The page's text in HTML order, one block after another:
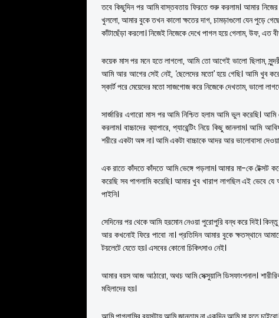
তবে কিছুদিন পর আমি বাস্তবতায় ফিরতে শুরু করলাম। আমার
খুললো, আমার বুকে তখন কালো ক্ষতের দাগ, চামড়াগুলো যেন পুড়ে
কাঁটাছেঁড়া করলো। নিজেই নিজেকে দেখে পাগল হয়ে গেলাম, উফ, এত
কয়েক মাস পর মনে হতে লাগলো, আমি তো আগেই ভালো ছিলাম,
আমি আর আগের সেই নেই, ‘ছেলেদের মতো’ হয়ে গেছি। আমি খুব
স্কার্ট পরে মেয়েদের মতো সাজগোজ করে নিজেকে দেখতাম, ভালো
সার্জারির এগারো মাস পর আমি নিশ্চিত হলাম আমি ভুল করেছি।
করলাম। বাচ্চাদের ব্যাপারে, প্যারেন্টিং নিয়ে কিছু জানলাম। আমি
শরীরে একটা অঙ্গ না। আমি একটা বাচ্চাকে আদর আর ভালোবাসা
এক রাতে কাঁদতে কাঁদতে আমি ভেঙ্গে পড়লাম। আমার মা-কে টেক্সট
করেছি সব পাগলামি করেছি। আমার খুব খারাপ লাগছিল এই ভেবে যে
পাইনি।
সেদিনের পর থেকে আমি হরমোন নেওয়া পুরোপুরি বন্ধ করে দিই।
আর কখনোই ফিরে পাবো না। প্রতিদিন আমার বুকে ক্ষতস্থানে
টয়লেটে যেতে হয়। এসবের কোনো চিকিৎসাও নেই।
আমার বয়স আজ আঠারো, অথচ আমি সেক্সুয়ালি ডিসফাংশনাল।
মহিলাদের হয়।